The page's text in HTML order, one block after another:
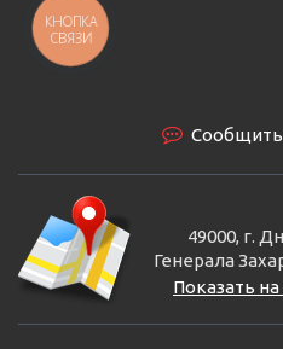
49000, г.
Генерала
Показать
КНОПКА
СВЯЗИ